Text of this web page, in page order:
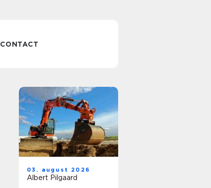
CONTACT
03. august 2026
Albert Pilgaard